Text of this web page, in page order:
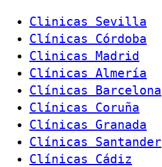
Clinicas Sevilla
Clínicas Córdoba
Clinicas Madrid
Clínicas Almería
Clínicas Barcelona
Clínicas Coruña
Clínicas Granada
Clínicas Santander
Clínicas Cádiz